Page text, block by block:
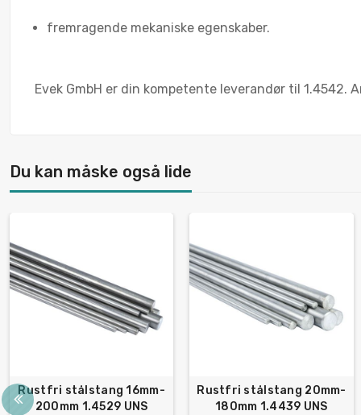
fremragende mekaniske egenskaber.
Evek GmbH er din kompetente leverandør til
Du kan måske også lide
Rustfri stålstang 16mm-
200mm 1.4529 UNS
Rustfri stålstang 20mm-
180mm 1.4439 UNS